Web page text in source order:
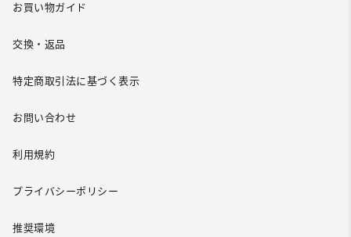
お買い物ガイド
交換・返品
特定商取引法に基づく表示
お問い合わせ
利用規約
プライバシーポリシー
推奨環境